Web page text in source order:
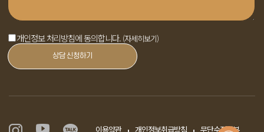
개인정보 처리방침에 동의합니다. (자세히보기)
상담 신청하기
이용약관 개인정보취급방침 무단수집거부